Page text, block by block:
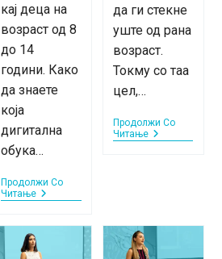
кај деца на
возраст од 8
до 14
години. Како
да знаете
која
дигитална
обука…
Продолжи Со
ЧитањеEdufront
Водич
да ги стекне
уште од рана
возраст.
Токму со таа
цел,…
Продолжи Со
ЧитањеДигитална
Од
Код